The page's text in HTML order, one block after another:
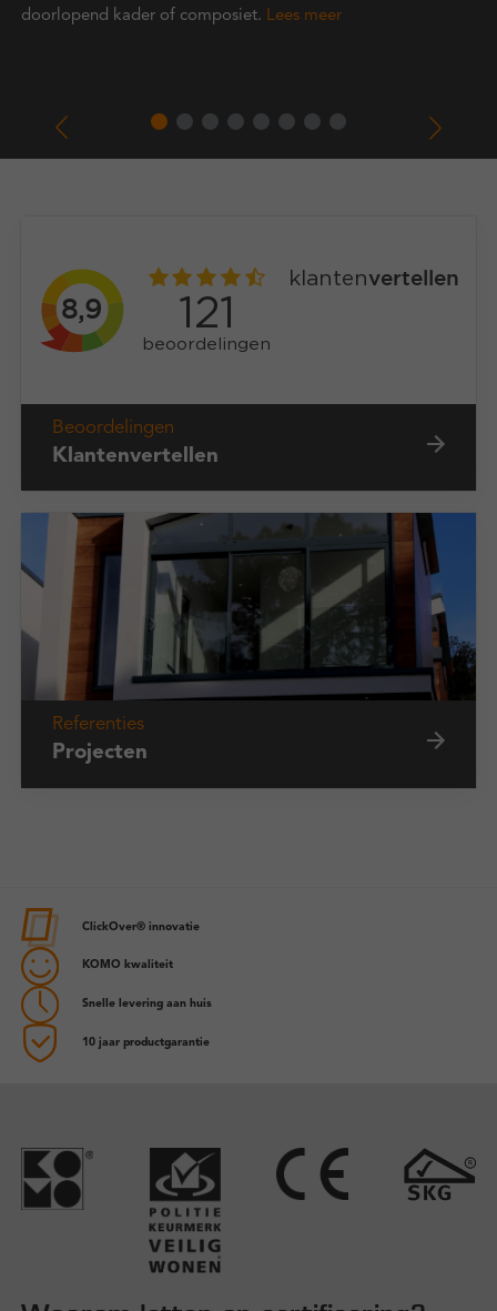
doorlopend kader of composiet. Lees meer
Beoordelingen
Klantenvertellen
Referenties
Projecten
ClickOver® innovatie
KOMO kwaliteit
Snelle levering aan huis
10 jaar productgarantie